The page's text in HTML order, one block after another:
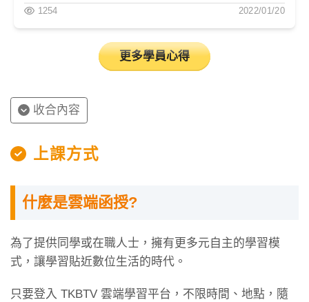
1254 2022/01/20
更多學員心得
收合內容
上課方式
什麼是雲端函授?
為了提供同學或在職人士，擁有更多元自主的學習模
式，讓學習貼近數位生活的時代。
只要登入 TKBTV 雲端學習平台，不限時間、地點，隨